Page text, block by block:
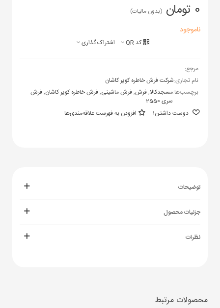
0 تومان (بدون مالیات)
ناموجود
کد QR اشتراک گذاری
مرجع:
نام تجاری:شرکت فرش خاطره کویر کاشان
برچسب‌ها:مسجدکالا,فرش,فرش ماشینی,فرش خاطره کویر کاشان,فرش
سری 2550
دوست داشتن1 افزودن به فهرست علاقه‌مندی‌ها
توضیحات
جزئیات محصول
نظرات
محصولات مرتبط